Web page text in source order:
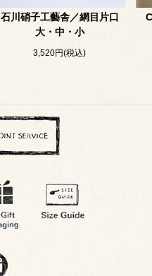
石川硝子工藝舎／網目片口
大・中・小
3,520円(税込)